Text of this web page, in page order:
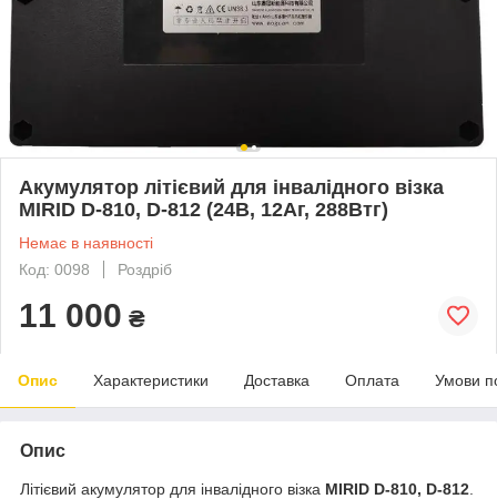
Акумулятор літієвий для інвалідного візка
MIRID D-810, D-812 (24В, 12Аг, 288Втг)
Немає в наявності
Код: 0098
Роздріб
11 000 ₴
Опис Характеристики Доставка Оплата Умови
Опис
Літієвий акумулятор для інвалідного візка MIRID D-810, D-812